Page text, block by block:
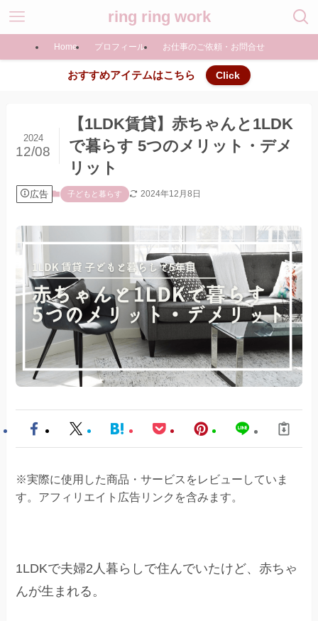
ring ring work
Home プロフィール お仕事のご依頼・お問合せ
おすすめアイテムはこちら Click
【1LDK賃貸】赤ちゃんと1LDK
で暮らす 5つのメリット・デメ
リット
2024
12/08
広告 子どもと暮らす 2024年12月8日
※実際に使用した商品・サービスをレビューしていま
す。アフィリエイト広告リンクを含みます。
1LDKで夫婦2人暮らしで住んでいたけど、赤ちゃ
んが生まれる。